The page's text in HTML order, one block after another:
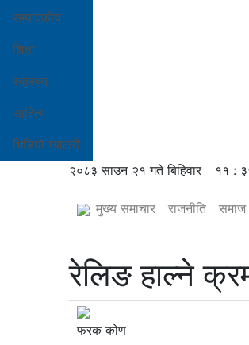
सम्पादकीय
शिक्षा
स्वास्थ्य
साहित्य
भिडियो ग्यालरी
२०८३ साउन २१ गते बिहिवार
११ :
मुख्य समाचार राजनीति समाज
रेलिङ हाल्ने
फरक कोण